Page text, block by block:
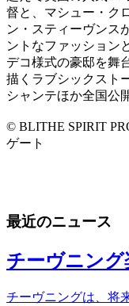
督と、マシュー・ク
ン・スティーヴンス
ントなファッション
デコ様式の豪邸を舞
描くラブシックスト
シャンテほか全国公
© BLITHE SPIRIT
ゲート
最近のニュース
チーヴニン
チーヴニングは、将